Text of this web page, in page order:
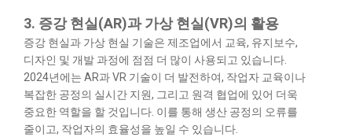
3. 증강 현실(AR)과 가상 현실(VR)의 활용
증강 현실과 가상 현실 기술은 제조업에서 교육, 유지보수,
디자인 및 개발 과정에 점점 더 많이 사용되고 있습니다.
2024년에는 AR과 VR 기술이 더 발전하여, 작업자 교육이나
복잡한 공정의 실시간 지원, 그리고 원격 협업에 있어 더욱
중요한 역할을 할 것입니다. 이를 통해 생산 공정의 오류를
줄이고, 작업자의 효율성을 높일 수 있습니다.